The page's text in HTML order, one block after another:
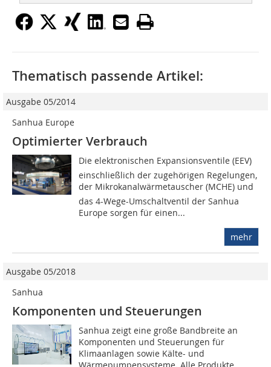
Thematisch passende Artikel:
Ausgabe 05/2014
Sanhua Europe
Optimierter Verbrauch
Die elektronischen Expansionsventile (EEV)
einschließlich der zugehörigen Regelungen,
der Mikrokanalwärmetauscher (MCHE) und
das 4-Wege-Umschaltventil der Sanhua
Europe sorgen für einen...
mehr
Ausgabe 05/2018
Sanhua
Komponenten und Steuerungen
Sanhua zeigt eine große Bandbreite an
Komponenten und Steuerungen für
Klimaanlagen sowie Kälte- und